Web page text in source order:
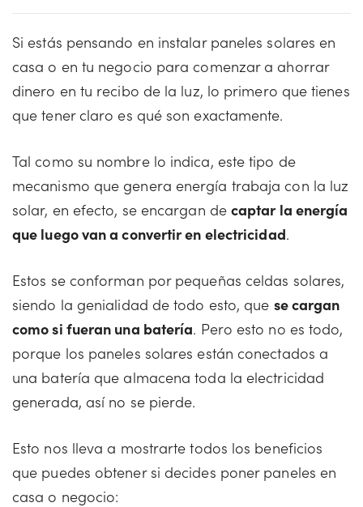
Si estás pensando en instalar paneles solares en
casa o en tu negocio para comenzar a ahorrar
dinero en tu recibo de la luz, lo primero que tienes
que tener claro es qué son exactamente.
Tal como su nombre lo indica, este tipo de
mecanismo que genera energía trabaja con la luz
solar, en efecto, se encargan de captar la energía
que luego van a convertir en electricidad.
Estos se conforman por pequeñas celdas solares,
siendo la genialidad de todo esto, que se cargan
como si fueran una batería. Pero esto no es todo,
porque los paneles solares están conectados a
una batería que almacena toda la electricidad
generada, así no se pierde.
Esto nos lleva a mostrarte todos los beneficios
que puedes obtener si decides poner paneles en
casa o negocio: